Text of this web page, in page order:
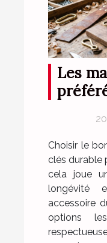
Les
Choisir le
clés durable
cela joue
longévité
accessoire
options